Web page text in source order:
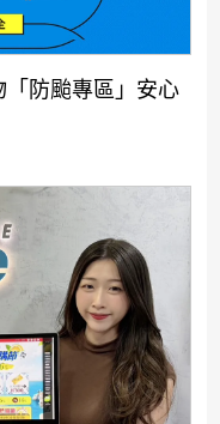
「防颱專區」安心